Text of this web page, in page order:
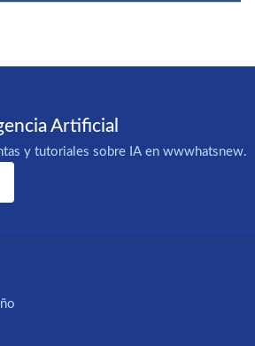
Artificial
y tutoriales sobre IA en wwwhatsnew.